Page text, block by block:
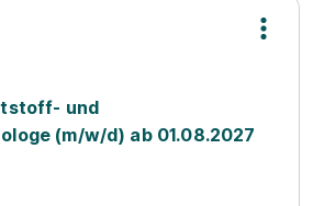
und
(m/w/d) ab 01.08.2027